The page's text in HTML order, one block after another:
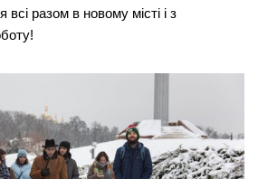
разом в новому місті і з